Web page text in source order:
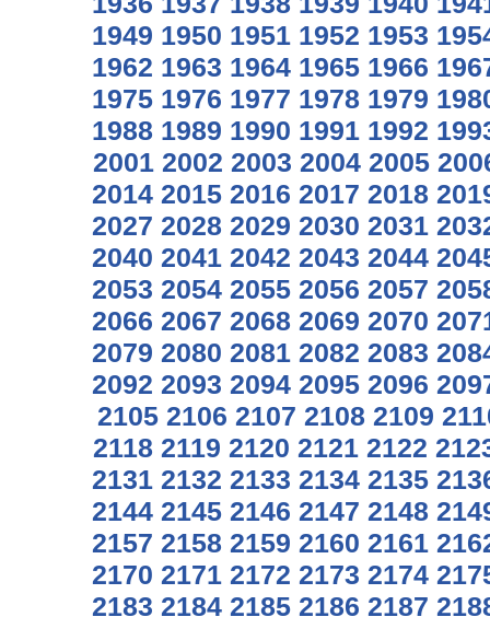
1949 1950 1951 1952 1953
1962 1963 1964 1965 1966
1975 1976 1977 1978 1979
1988 1989 1990 1991 1992
2001 2002 2003 2004 2005
2014 2015 2016 2017 2018
2027 2028 2029 2030 2031
2040 2041 2042 2043 2044
2053 2054 2055 2056 2057
2066 2067 2068 2069 2070
2079 2080 2081 2082 2083
2092 2093 2094 2095 2096
2105 2106 2107 2108 2109
2118 2119 2120 2121 2122
2131 2132 2133 2134 2135
2144 2145 2146 2147 2148
2157 2158 2159 2160 2161
2170 2171 2172 2173 2174
2183 2184 2185 2186 2187